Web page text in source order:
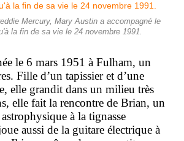
Mercury, Mary Austin a accompagné le
la fin de sa vie le 24 novembre 1991.
le 6 mars 1951 à Fulham, un
Fille d’un tapissier et d’une
elle grandit dans un milieu très
elle fait la rencontre de Brian, un
à la tignasse
aussi de la guitare électrique à